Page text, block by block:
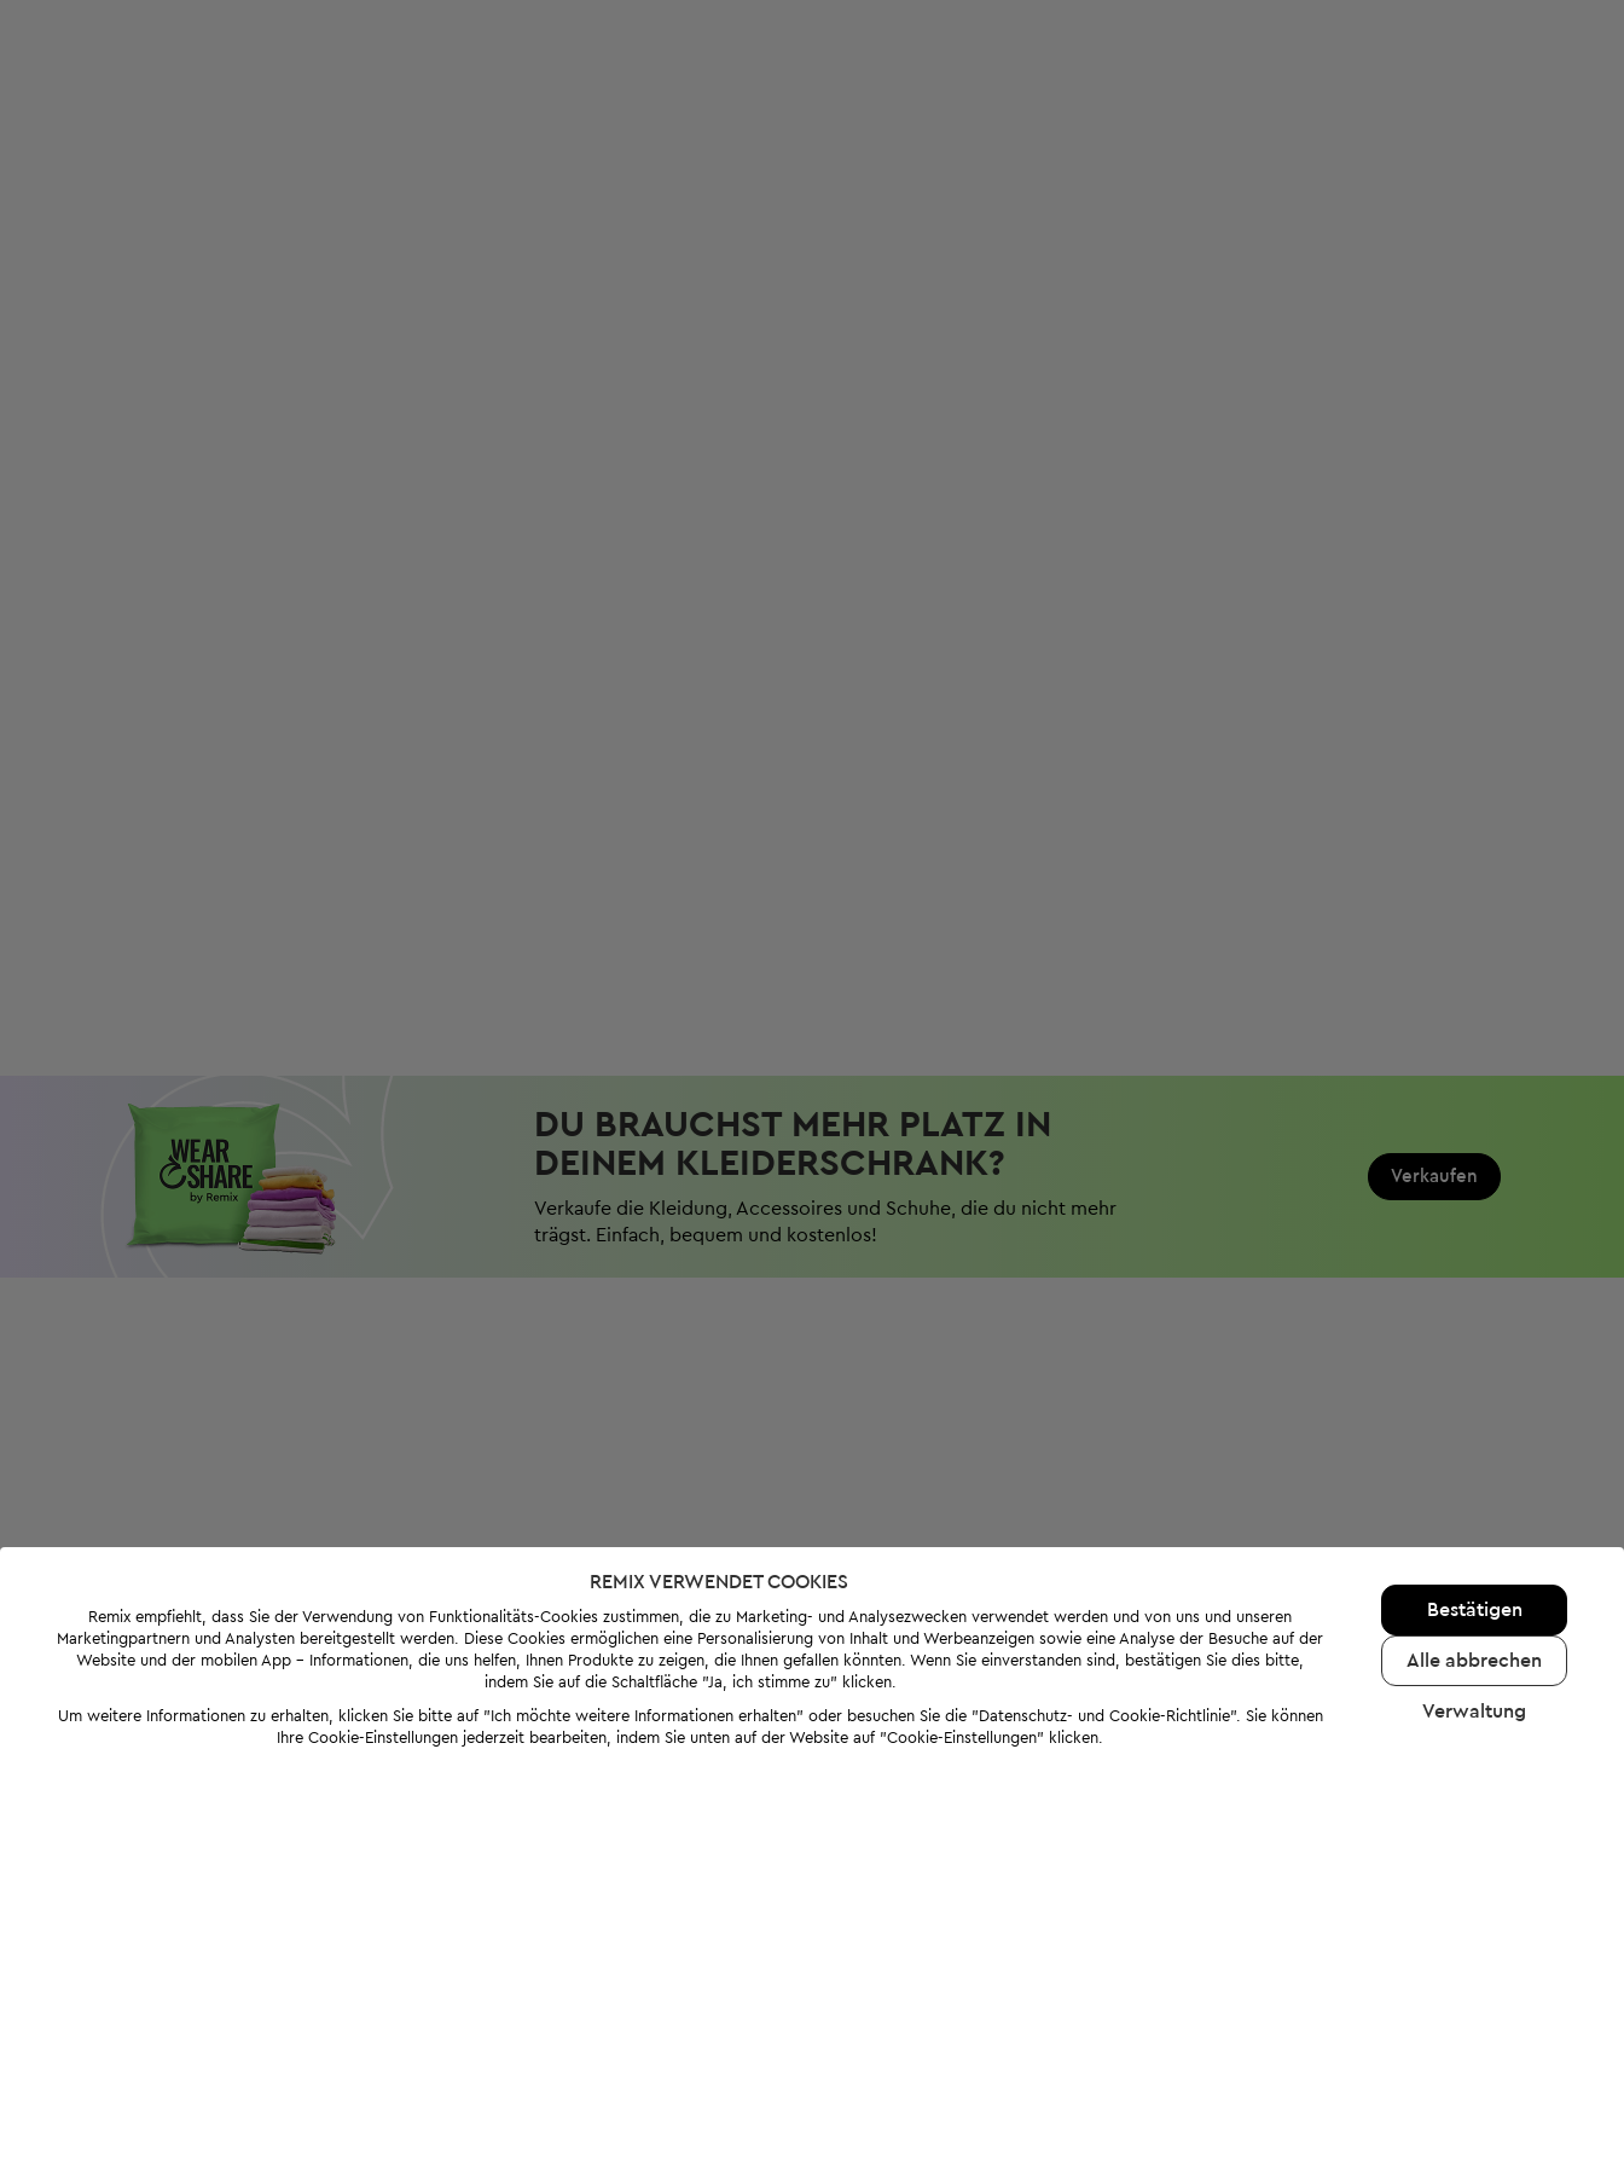
DU BRAUCHST MEHR PLATZ IN
DEINEM KLEIDERSCHRANK?
Verkaufe die Kleidung, Accessoires und Schuhe, die du nicht mehr
trägst. Einfach, bequem und kostenlos!
Verkaufen
REMIX VERWENDET COOKIES
Remix empfiehlt, dass Sie der Verwendung von Funktionalitäts-Cookies zustimmen, die zu Marketing- und Analysezwecken verwendet werden und von uns und unseren
Marketingpartnern und Analysten bereitgestellt werden. Diese Cookies ermöglichen eine Personalisierung von Inhalt und Werbeanzeigen sowie eine Analyse der Besuche auf der
Website und der mobilen App - Informationen, die uns helfen, Ihnen Produkte zu zeigen, die Ihnen gefallen könnten. Wenn Sie einverstanden sind, bestätigen Sie dies bitte,
indem Sie auf die Schaltfläche "Ja, ich stimme zu" klicken.
Um weitere Informationen zu erhalten, klicken Sie bitte auf "Ich möchte weitere Informationen erhalten" oder besuchen Sie die "Datenschutz- und Cookie-Richtlinie". Sie können
Ihre Cookie-Einstellungen jederzeit bearbeiten, indem Sie unten auf der Website auf "Cookie-Einstellungen" klicken.
Bestätigen
Alle abbrechen
Verwaltung